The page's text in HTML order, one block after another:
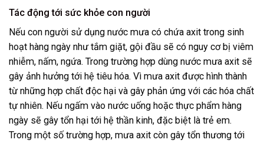
Tác động tới sức khỏe con người
Nếu con người sử dụng nước mưa có chứa axit trong sinh
hoạt hàng ngày như tắm giặt, gội đầu sẽ có nguy cơ bị viêm
nhiễm, nấm, ngứa. Trong trường hợp dùng nước mưa axit sẽ
gây ảnh hưởng tới hệ tiêu hóa. Vì mưa axit được hình thành
từ những hợp chất độc hại và gây phản ứng với các hóa chất
tự nhiên. Nếu ngấm vào nước uống hoặc thực phẩm hàng
ngày sẽ gây tổn hại tới hệ thần kinh, đặc biệt là trẻ em.
Trong một số trường hợp, mưa axit còn gây tổn thương tới